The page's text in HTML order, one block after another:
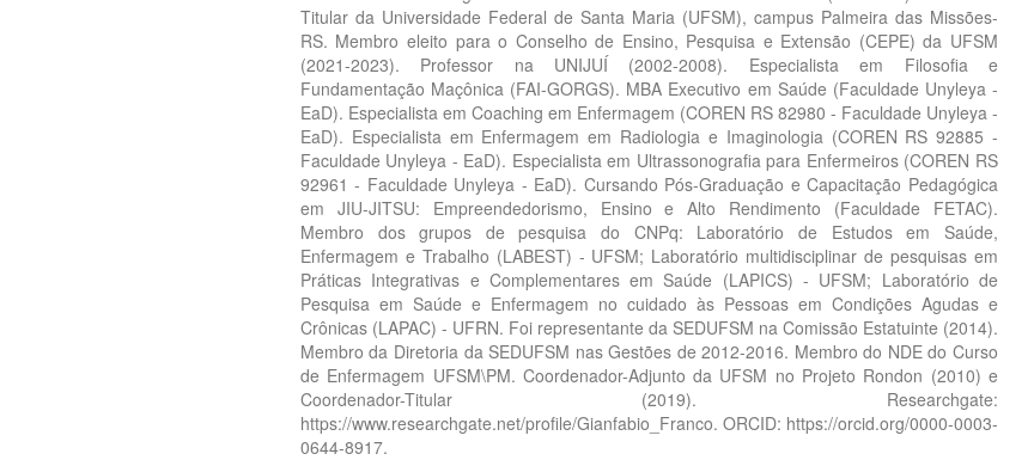
Titular da Universidade Federal de Santa Maria (UFSM), campus Palmeira das Missões-
RS. Membro eleito para o Conselho de Ensino, Pesquisa e Extensão (CEPE) da UFSM
(2021-2023). Professor na UNIJUÍ (2002-2008). Especialista em Filosofia e
Fundamentação Maçônica (FAI-GORGS). MBA Executivo em Saúde (Faculdade Unyleya -
EaD). Especialista em Coaching em Enfermagem (COREN RS 82980 - Faculdade Unyleya -
EaD). Especialista em Enfermagem em Radiologia e Imaginologia (COREN RS 92885 -
Faculdade Unyleya - EaD). Especialista em Ultrassonografia para Enfermeiros (COREN RS
92961 - Faculdade Unyleya - EaD). Cursando Pós-Graduação e Capacitação Pedagógica
em JIU-JITSU: Empreendedorismo, Ensino e Alto Rendimento (Faculdade FETAC).
Membro dos grupos de pesquisa do CNPq: Laboratório de Estudos em Saúde,
Enfermagem e Trabalho (LABEST) - UFSM; Laboratório multidisciplinar de pesquisas em
Práticas Integrativas e Complementares em Saúde (LAPICS) - UFSM; Laboratório de
Pesquisa em Saúde e Enfermagem no cuidado às Pessoas em Condições Agudas e
Crônicas (LAPAC) - UFRN. Foi representante da SEDUFSM na Comissão Estatuinte (2014).
Membro da Diretoria da SEDUFSM nas Gestões de 2012-2016. Membro do NDE do Curso
de Enfermagem UFSM\PM. Coordenador-Adjunto da UFSM no Projeto Rondon (2010) e
Coordenador-Titular (2019). Researchgate:
https://www.researchgate.net/profile/Gianfabio_Franco. ORCID: https://orcid.org/0000-0003-
0644-8917.